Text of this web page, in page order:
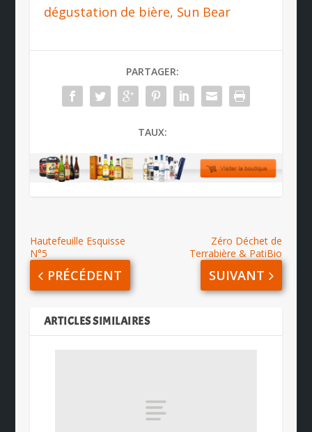
dégustation de bière, Sun Bear
PARTAGER:
TAUX:
Hautefeuille Esquisse
N°5
PRÉCÉDENT
Zéro Déchet de
Terrabière & PatiBio
SUIVANT
ARTICLES SIMILAIRES